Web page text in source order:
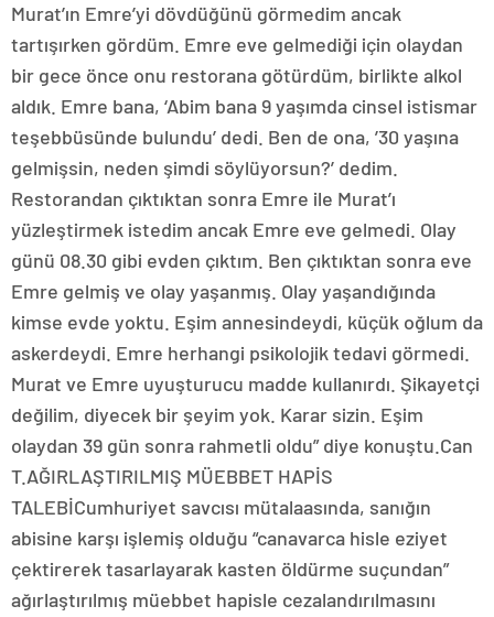
Murat’ın Emre’yi dövdüğünü görmedim ancak
tartışırken gördüm. Emre eve gelmediği için olaydan
bir gece önce onu restorana götürdüm, birlikte alkol
aldık. Emre bana, ‘Abim bana 9 yaşımda cinsel istismar
teşebbüsünde bulundu’ dedi. Ben de ona, ’30 yaşına
gelmişsin, neden şimdi söylüyorsun?’ dedim.
Restorandan çıktıktan sonra Emre ile Murat’ı
yüzleştirmek istedim ancak Emre eve gelmedi. Olay
günü 08.30 gibi evden çıktım. Ben çıktıktan sonra eve
Emre gelmiş ve olay yaşanmış. Olay yaşandığında
kimse evde yoktu. Eşim annesindeydi, küçük oğlum da
askerdeydi. Emre herhangi psikolojik tedavi görmedi.
Murat ve Emre uyuşturucu madde kullanırdı. Şikayetçi
değilim, diyecek bir şeyim yok. Karar sizin. Eşim
olaydan 39 gün sonra rahmetli oldu” diye konuştu.Can
T.AĞIRLAŞTIRILMIŞ MÜEBBET HAPİS
TALEBİCumhuriyet savcısı mütalaasında, sanığın
abisine karşı işlemiş olduğu “canavarca hisle eziyet
çektirerek tasarlayarak kasten öldürme suçundan”
ağırlaştırılmış müebbet hapisle cezalandırılmasını